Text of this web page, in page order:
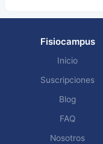
Fisiocampus
Inicio
Suscripciones
Blog
FAQ
Nosotros